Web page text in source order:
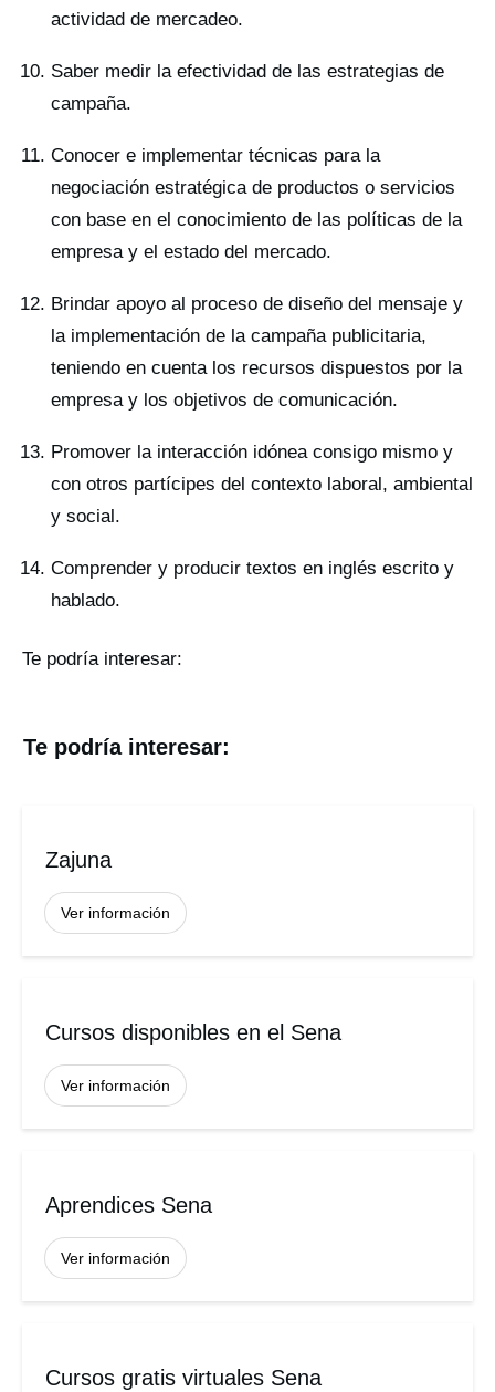
actividad de mercadeo.
Saber medir la efectividad de las estrategias de
campaña.
Conocer e implementar técnicas para la
negociación estratégica de productos o servicios
con base en el conocimiento de las políticas de la
empresa y el estado del mercado.
Brindar apoyo al proceso de diseño del mensaje y
la implementación de la campaña publicitaria,
teniendo en cuenta los recursos dispuestos por la
empresa y los objetivos de comunicación.
Promover la interacción idónea consigo mismo y
con otros partícipes del contexto laboral, ambiental
y social.
Comprender y producir textos en inglés escrito y
hablado.
Te podría interesar:
Te podría interesar:
Zajuna
Ver información
Cursos disponibles en el Sena
Ver información
Aprendices Sena
Ver información
Cursos gratis virtuales Sena